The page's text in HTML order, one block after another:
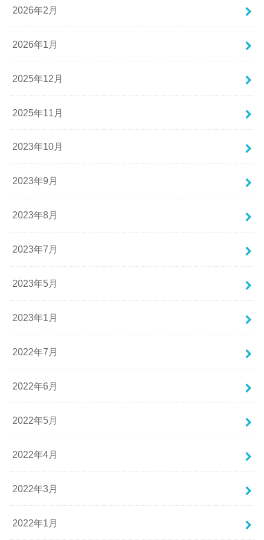
2026年2月
2026年1月
2025年12月
2025年11月
2023年10月
2023年9月
2023年8月
2023年7月
2023年5月
2023年1月
2022年7月
2022年6月
2022年5月
2022年4月
2022年3月
2022年1月